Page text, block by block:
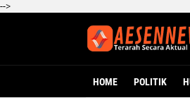
-->
HOME POLITIK